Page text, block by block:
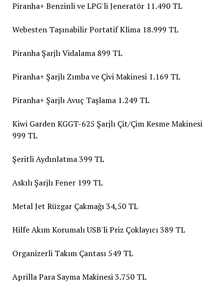
Piranha+ Benzinli ve LPG'li Jeneratör 11.490 TL
Webesten Taşınabilir Portatif Klima 18.999 TL
Piranha Şarjlı Vidalama 899 TL
Piranha+ Şarjlı Zımba ve Çivi Makinesi 1.169 TL
Piranha+ Şarjlı Avuç Taşlama 1.249 TL
Kiwi Garden KGGT-625 Şarjlı Çit/Çim Kesme Makinesi
999 TL
Şeritli Aydınlatma 399 TL
Askılı Şarjlı Fener 199 TL
Metal Jet Rüzgar Çakmağı 34,50 TL
Hilfe Akım Korumalı USB'li Priz Çoklayıcı 389 TL
Organizerli Takım Çantası 549 TL
Aprilla Para Sayma Makinesi 3.750 TL